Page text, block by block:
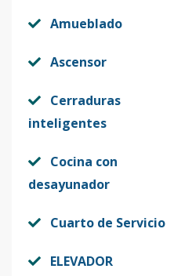
Amueblado
Ascensor
Cerraduras
inteligentes
Cocina con
desayunador
Cuarto de Servicio
ELEVADOR